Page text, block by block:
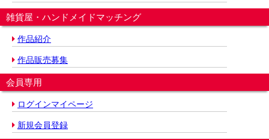
雑貨屋・ハンドメイドマッチング
作品紹介
作品販売募集
会員専用
ログインマイページ
新規会員登録